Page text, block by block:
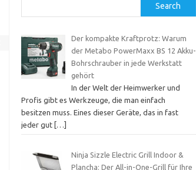
Search
Der kompakte Kraftprotz: Warum
der Metabo PowerMaxx BS 12 Akku-
Bohrschrauber in jede Werkstatt
gehört
In der Welt der Heimwerker und
Profis gibt es Werkzeuge, die man einfach
besitzen muss. Eines dieser Geräte, das in fast
jeder gut […]
Ninja Sizzle Electric Grill Indoor &
Plancha: Der All-in-One-Grill für Ihre